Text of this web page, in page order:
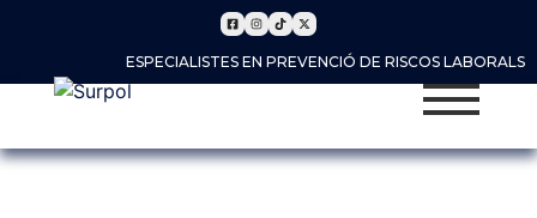
ESPECIALISTES EN PREVENCIÓ DE RISCOS LABORALS